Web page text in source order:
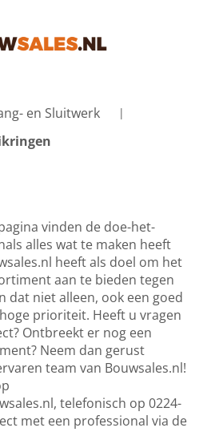
en Sluitwerk
vinden de doe-het-
alles wat te maken heeft
heeft als doel om het
aan te bieden tegen
dat niet alleen, ook een goed
prioriteit. Heeft u vragen
Ontbreekt er nog een
Neem dan gerust
team van Bouwsales.nl!
, telefonisch op 0224-
met een professional via de